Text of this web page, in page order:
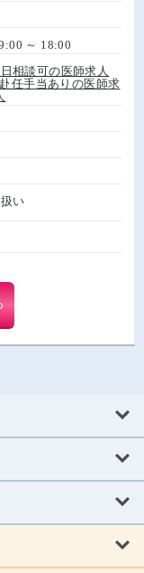
～ 18:00
相談可の医師求人
赴任手当ありの医師求
い